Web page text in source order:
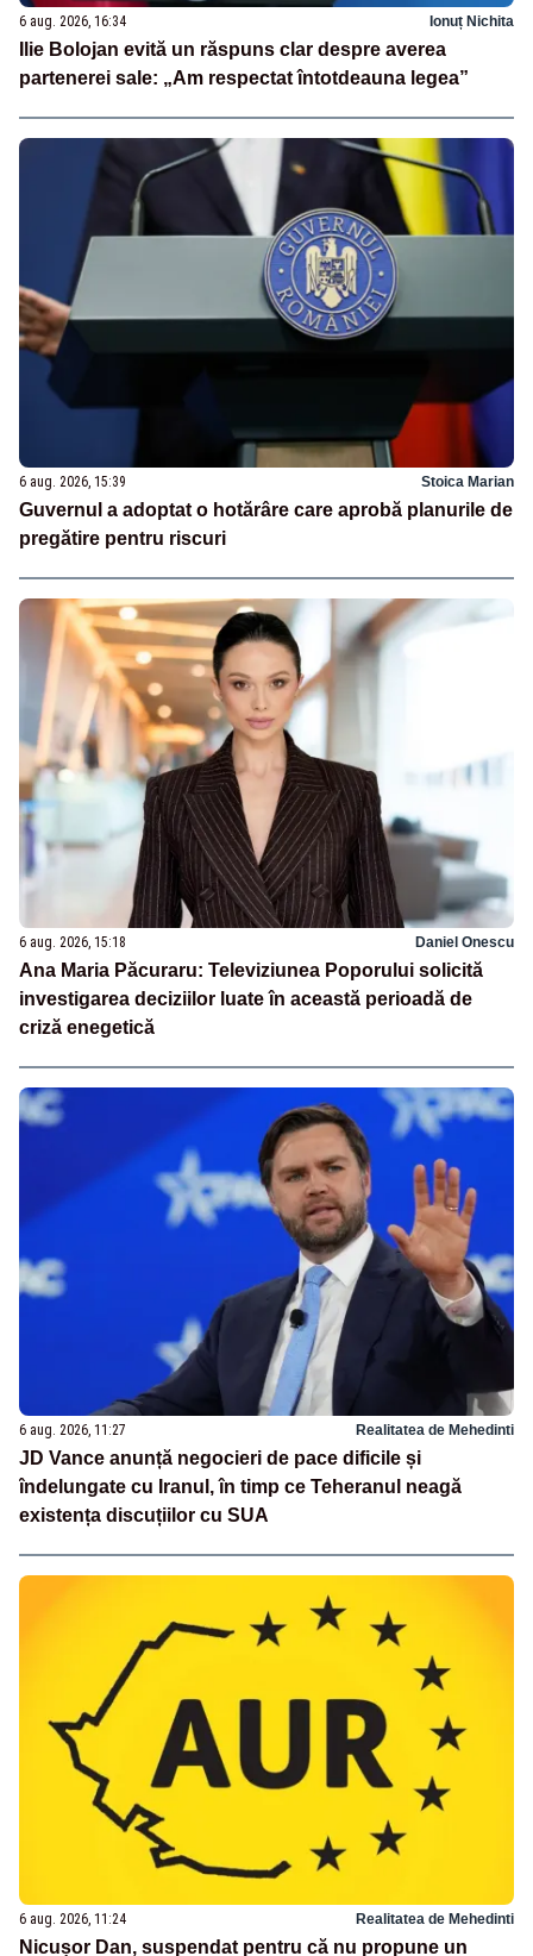
6 aug. 2026, 16:34 Ionuț Nichita
Ilie Bolojan evită un răspuns clar despre averea
partenerei sale: „Am respectat întotdeauna legea”
6 aug. 2026, 15:39 Stoica Marian
Guvernul a adoptat o hotărâre care aprobă planurile de
pregătire pentru riscuri
6 aug. 2026, 15:18 Daniel Onescu
Ana Maria Păcuraru: Televiziunea Poporului solicită
investigarea deciziilor luate în această perioadă de
criză enegetică
6 aug. 2026, 11:27 Realitatea de Mehedinti
JD Vance anunță negocieri de pace dificile și
îndelungate cu Iranul, în timp ce Teheranul neagă
existența discuțiilor cu SUA
6 aug. 2026, 11:24 Realitatea de Mehedinti
Nicușor Dan, suspendat pentru că nu propune un